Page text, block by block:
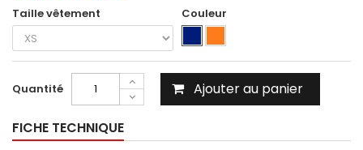
Taille vêtement Couleur
Quantité Ajouter au panier
FICHE TECHNIQUE